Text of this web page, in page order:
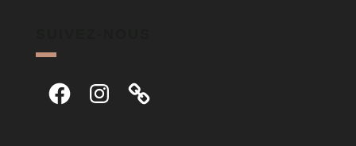
FacebookInstagram